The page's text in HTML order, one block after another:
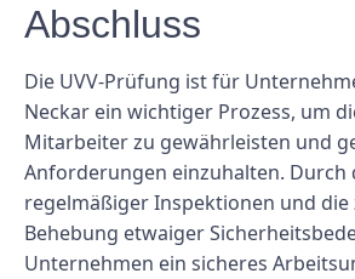
Abschluss
Die UVV-Prüfung ist für
Neckar ein wichtiger Prozess, um
Mitarbeiter zu gewährleisten und
Anforderungen einzuhalten.
regelmäßiger Inspektionen und die
Behebung etwaiger
Unternehmen ein sicheres